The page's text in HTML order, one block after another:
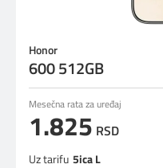
Honor
600 512GB
Mesečna rata za uređaj
1.825 RSD
Uz tarifu 5ica L